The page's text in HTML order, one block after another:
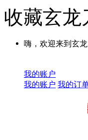
收藏玄龙
嗨，欢迎来到玄
我的账户
我的账户 我的订